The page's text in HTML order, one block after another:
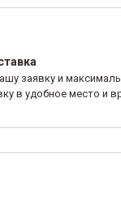
заявку и
в удобное место и